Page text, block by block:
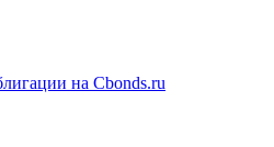
и юр. консультантов